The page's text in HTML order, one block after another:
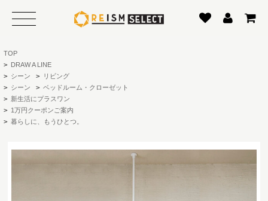
TOP
> DRAW A LINE
> シーン > リビング
> シーン > ベッドルーム・クローゼット
> 新生活にプラスワン
> 1万円クーポンご案内
> 暮らしに、もうひとつ。